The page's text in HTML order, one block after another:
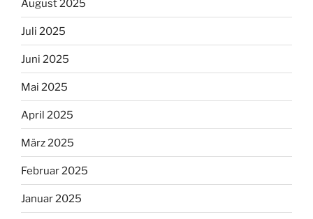
August 2025
Juli 2025
Juni 2025
Mai 2025
April 2025
März 2025
Februar 2025
Januar 2025